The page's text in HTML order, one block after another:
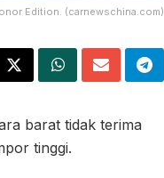
Edition. (carnewschina.com)
barat tidak terima
tinggi.